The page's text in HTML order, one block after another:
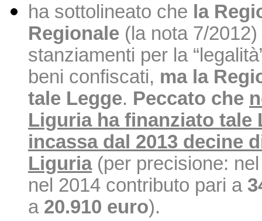
ha sottolineato che la
Regionale (la nota 7/
stanziamenti per la
beni confiscati, ma la
tale Legge. Peccato che
Liguria ha finanziato tale
incassa dal 2013 decine
Liguria(per precisione:
nel 2014 contributo pari a
a 20.910 euro).